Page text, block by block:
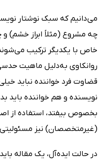
می‌دانیم که سبک نوشتار
چه مشروع (مثلاً ابراز خشم) و
خاص با یکدیگر ‌ترکیب
روانکاوی به‌دلیل ماهیت
قضاوت فرد خواننده نباید
نویسنده و هم خواننده
بخصوص بیفتد، استفاده از
(غیرمتخصصان) نیز
در حالت ایده‌آل، یک مقاله